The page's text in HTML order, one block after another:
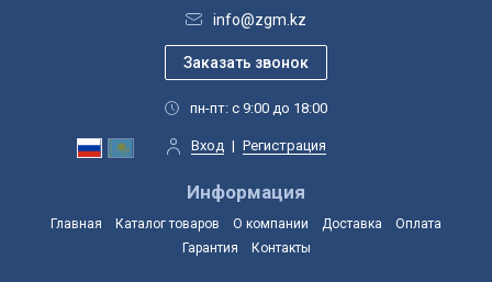
info@zgm.kz
пн-пт: с 9:00 до 18:00
Вход | Регистрация
Информация
Главная Каталог товаров О компании Доставка
Оплата
Гарантия
Контакты